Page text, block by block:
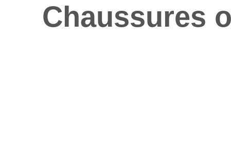
Chaussures